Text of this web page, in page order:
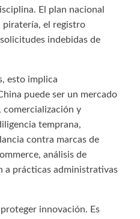
El plan nacional
piratería, el registro
indebidas de
esto implica
puede ser un mercado
y
temprana,
contra marcas de
análisis de
a prácticas administrativas
innovación. Es